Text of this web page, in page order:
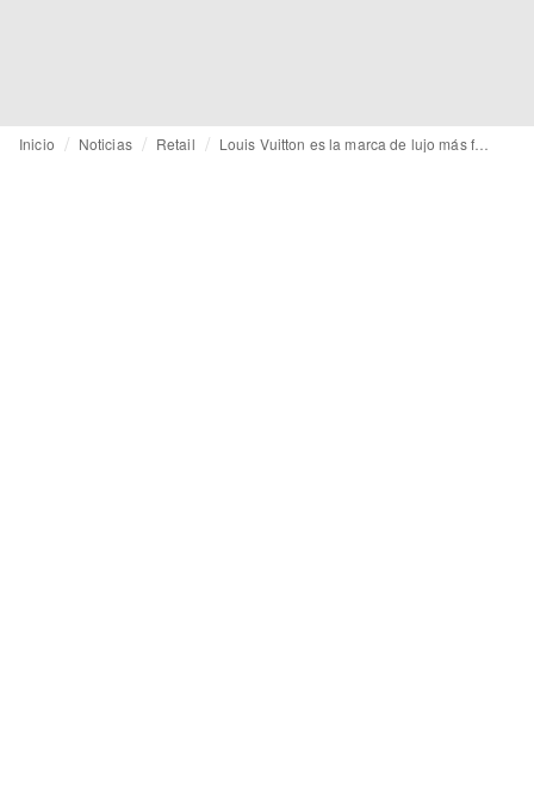
Inicio Noticias Retail Louis Vuitton es la marca de lujo más falsificada